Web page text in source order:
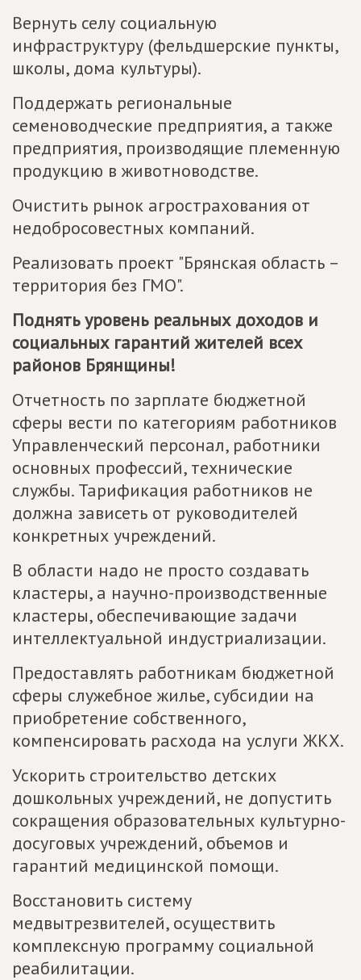
Вернуть селу социальную
инфраструктуру (фельдшерские пункты,
школы, дома культуры).
Поддержать региональные
семеноводческие предприятия, а также
предприятия, производящие племенную
продукцию в животноводстве.
Очистить рынок агрострахования от
недобросовестных компаний.
Реализовать проект "Брянская область –
территория без ГМО".
Поднять уровень реальных доходов и
социальных гарантий жителей всех
районов Брянщины!
Отчетность по зарплате бюджетной
сферы вести по категориям работников
Управленческий персонал, работники
основных профессий, технические
службы. Тарификация работников не
должна зависеть от руководителей
конкретных учреждений.
В области надо не просто создавать
кластеры, а научно-производственные
кластеры, обеспечивающие задачи
интеллектуальной индустриализации.
Предоставлять работникам бюджетной
сферы служебное жилье, субсидии на
приобретение собственного,
компенсировать расхода на услуги ЖКХ.
Ускорить строительство детских
дошкольных учреждений, не допустить
сокращения образовательных культурно-
досуговых учреждений, объемов и
гарантий медицинской помощи.
Восстановить систему
медвытрезвителей, осуществить
комплексную программу социальной
реабилитации.